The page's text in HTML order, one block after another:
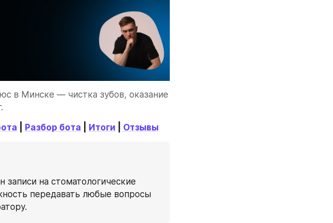
в Минске — чистка зубов, оказание
Разбор бота Итоги Отзывы
на стоматологические
передавать любые вопросы